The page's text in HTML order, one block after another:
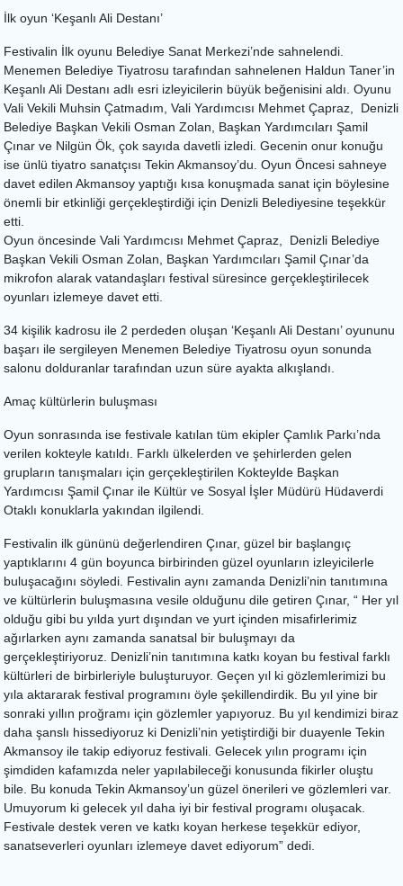
İlk oyun ‘Keşanlı Ali Destanı’
Festivalin İlk oyunu Belediye Sanat Merkezi’nde sahnelendi.
Menemen Belediye Tiyatrosu tarafından sahnelenen Haldun Taner’in
Keşanlı Ali Destanı adlı esri izleyicilerin büyük beğenisini aldı. Oyunu
Vali Vekili Muhsin Çatmadım, Vali Yardımcısı Mehmet Çapraz, Denizli
Belediye Başkan Vekili Osman Zolan, Başkan Yardımcıları Şamil
Çınar ve Nilgün Ök, çok sayıda davetli izledi. Gecenin onur konuğu
ise ünlü tiyatro sanatçısı Tekin Akmansoy’du. Oyun Öncesi sahneye
davet edilen Akmansoy yaptığı kısa konuşmada sanat için böylesine
önemli bir etkinliği gerçekleştirdiği için Denizli Belediyesine teşekkür
etti.
Oyun öncesinde Vali Yardımcısı Mehmet Çapraz, Denizli Belediye
Başkan Vekili Osman Zolan, Başkan Yardımcıları Şamil Çınar’da
mikrofon alarak vatandaşları festival süresince gerçekleştirilecek
oyunları izlemeye davet etti.
34 kişilik kadrosu ile 2 perdeden oluşan ‘Keşanlı Ali Destanı’ oyununu
başarı ile sergileyen Menemen Belediye Tiyatrosu oyun sonunda
salonu dolduranlar tarafından uzun süre ayakta alkışlandı.
Amaç kültürlerin buluşması
Oyun sonrasında ise festivale katılan tüm ekipler Çamlık Parkı’nda
verilen kokteyle katıldı. Farklı ülkelerden ve şehirlerden gelen
grupların tanışmaları için gerçekleştirilen Kokteylde Başkan
Yardımcısı Şamil Çınar ile Kültür ve Sosyal İşler Müdürü Hüdaverdi
Otaklı konuklarla yakından ilgilendi.
Festivalin ilk gününü değerlendiren Çınar, güzel bir başlangıç
yaptıklarını 4 gün boyunca birbirinden güzel oyunların izleyicilerle
buluşacağını söyledi. Festivalin aynı zamanda Denizli’nin tanıtımına
ve kültürlerin buluşmasına vesile olduğunu dile getiren Çınar, “ Her yıl
olduğu gibi bu yılda yurt dışından ve yurt içinden misafirlerimiz
ağırlarken aynı zamanda sanatsal bir buluşmayı da
gerçekleştiriyoruz. Denizli’nin tanıtımına katkı koyan bu festival farklı
kültürleri de birbirleriyle buluşturuyor. Geçen yıl ki gözlemlerimizi bu
yıla aktararak festival programını öyle şekillendirdik. Bu yıl yine bir
sonraki yıllın proğramı için gözlemler yapıyoruz. Bu yıl kendimizi biraz
daha şanslı hissediyoruz ki Denizli’nin yetiştirdiği bir duayenle Tekin
Akmansoy ile takip ediyoruz festivali. Gelecek yılın programı için
şimdiden kafamızda neler yapılabileceği konusunda fikirler oluştu
bile. Bu konuda Tekin Akmansoy’un güzel önerileri ve gözlemleri var.
Umuyorum ki gelecek yıl daha iyi bir festival programı oluşacak.
Festivale destek veren ve katkı koyan herkese teşekkür ediyor,
sanatseverleri oyunları izlemeye davet ediyorum” dedi.